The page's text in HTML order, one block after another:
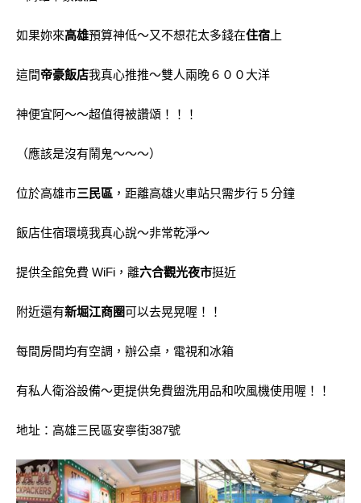
如果妳來高雄預算神低～又不想花太多錢在住宿 上
這間帝豪飯店我真心推推～雙人兩晚６００大洋
神便宜阿～～超值得被讚頌！！！
（應該是沒有鬧鬼～～～）
位於高雄市三民區 ，距離高雄火車站只需步行 5 分鐘
飯店住宿環境我真心說～非常乾淨～
提供全館免費 WiFi，離六合觀光夜市挺近
附近還有新堀江商圈可以去晃晃喔！！
每間房間均有空調，辦公桌，電視和冰箱
有私人衛浴設備～更提供免費盥洗用品和吹風機使用喔！！
地址：高雄三民區安寧街387號